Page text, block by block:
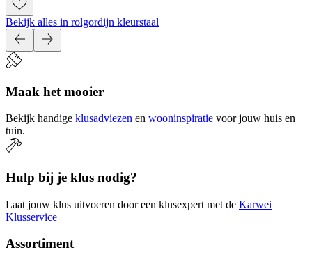
Bekijk alles in rolgordijn kleurstaal
Maak het mooier
Bekijk handige klusadviezen en wooninspiratie voor jouw huis en
tuin.
Hulp bij je klus nodig?
Laat jouw klus uitvoeren door een klusexpert met de Karwei
Klusservice
Assortiment